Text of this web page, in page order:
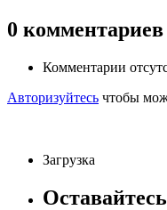
0 комментариев
Комментарии
Авторизуйтесь чтобы
Загрузка